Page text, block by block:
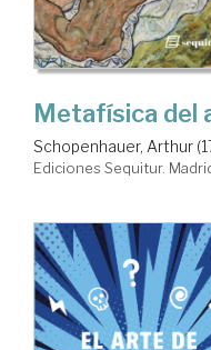
Metafísica del
Schopenhauer, Arthur
Ediciones Sequitur.